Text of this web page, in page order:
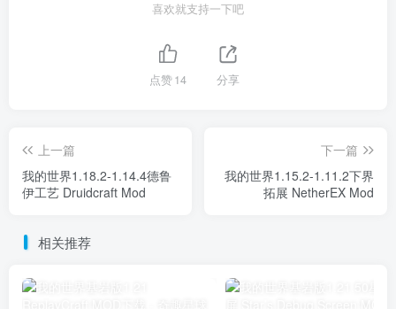
喜欢就支持一下吧
点赞14 分享
上一篇
我的世界1.18.2-1.14.4德鲁
伊工艺 Druidcraft Mod
下一篇
我的世界1.15.2-1.11.2下界
拓展 NetherEX Mod
相关推荐